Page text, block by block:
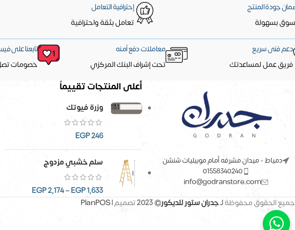
جودة المنتج
بسهولة
إحترافية التعامل
تعامل بثقة واحترافية
دعم فنى سريع
فريق عمل لمساعدتك
معاملات دفع آمنه
تحت إشراف البنك المركزي
تابعنا على
خصومات تصل
دمياط - ميدان مشرفه أمام موبيليات شنشن
01558340240
info@godranstore.com
أعلى المنتجات تقييماً
وزرة فيوتك
EGP246
سلم خشبي مزدوج
EGP1,633
–
EGP2,174
جميع الحقوق محفوظةلـجدران ستور للديكور© 2023 تصميم |